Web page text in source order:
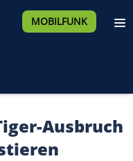
MOBILFUNK
Ausbruch